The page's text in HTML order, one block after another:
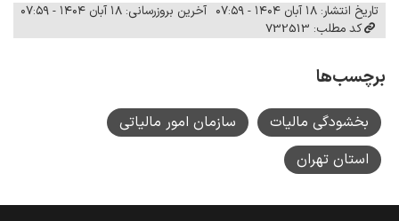
تاریخ انتشار: ۱۸ آبان ۱۴۰۴ - ۰۷:۵۹
آخرین بروزرسانی: ۱۸ آبان ۱۴۰۴ - ۰۷:۵۹
کد مطلب: 732513
برچسب‌ها
بخشودگی مالیات
سازمان امور مالیاتی
استان تهران